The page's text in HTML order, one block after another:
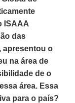
ISAAA
das
apresentou o
na área de
de o
área. Essa
para o país?